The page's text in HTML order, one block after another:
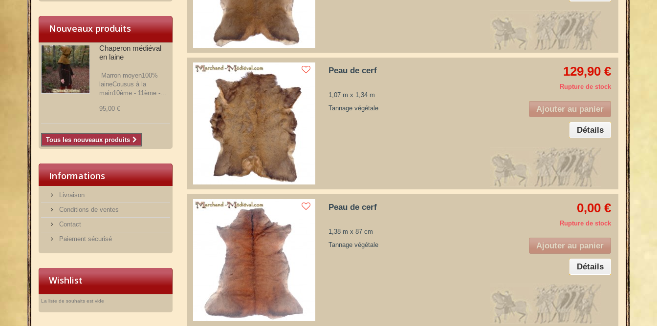
Nouveaux produits
Chaperon médiéval
en laine
Marron moyen100%
laineCousus à la
main10ème - 11ème -...
95,00 €
Tous les nouveaux produits
Informations
Livraison
Conditions de ventes
Contact
Paiement sécurisé
Wishlist
La liste de souhaits est vide
Peau de cerf
1,07 m x 1,34 m
Tannage végétale
129,90 €
Rupture de stock
Ajouter au panier
Détails
Peau de cerf
1,38 m x 87 cm
Tannage végétale
0,00 €
Rupture de stock
Ajouter au panier
Détails